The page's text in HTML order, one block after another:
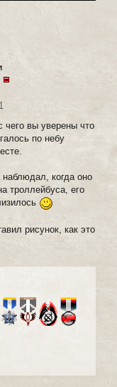
чего вы уверены что
по небу
когда оно
троллейбуса, его
рисунок, как это